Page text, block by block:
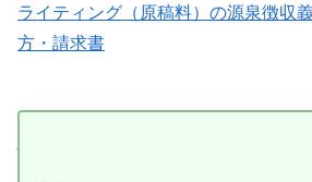
ライティング（原稿料）の源泉徴
方・請求書